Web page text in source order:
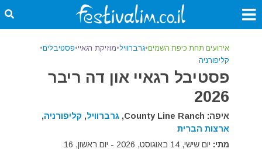
אירועים תחת כיפת השמים•גרברוויל•מוזיקת רגאיי•פסטיבלים•
קליפורניה
פסטיבל רגאיי און דה ריבר
2026
איפה: County Line Ranch, גרברוויל, קליפורניה,
ארצות הברית
מתי:
יום שישי, 14 באוגוסט, 2026 - יום ראשון, 16